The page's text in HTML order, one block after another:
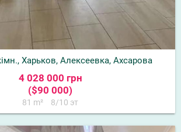
Харьков, Алексеевка, Ахсарова
4 028 000 грн
($90 000)
81 m² 8/10 эт